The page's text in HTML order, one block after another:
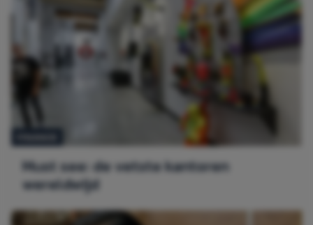
Must see: de vetste kantoren
wereldwijd